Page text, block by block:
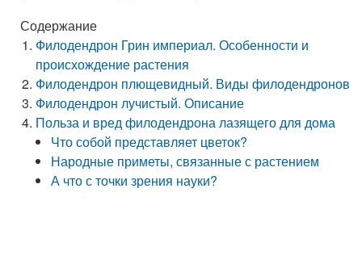
Содержание
Филодендрон Грин империал. Особенности и
происхождение растения
Филодендрон плющевидный. Виды филодендронов
Филодендрон лучистый. Описание
Польза и вред филодендрона лазящего для дома
Что собой представляет цветок?
Народные приметы, связанные с растением
А что с точки зрения науки?